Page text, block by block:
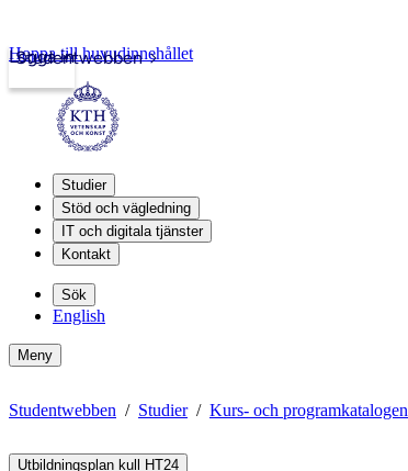
Studentwebben
Logga in
Hoppa till huvudinnehållet
Studier
Stöd och vägledning
IT och digitala tjänster
Kontakt
Sök
English
Meny
Studentwebben Studier Kurs- och programkatalogen
Utbildningsplan kull HT24